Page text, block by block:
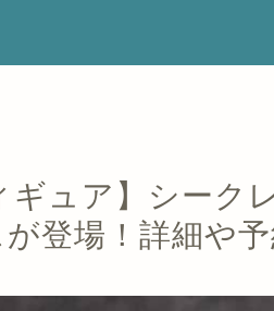
ギュア】シーク
登場！詳細や